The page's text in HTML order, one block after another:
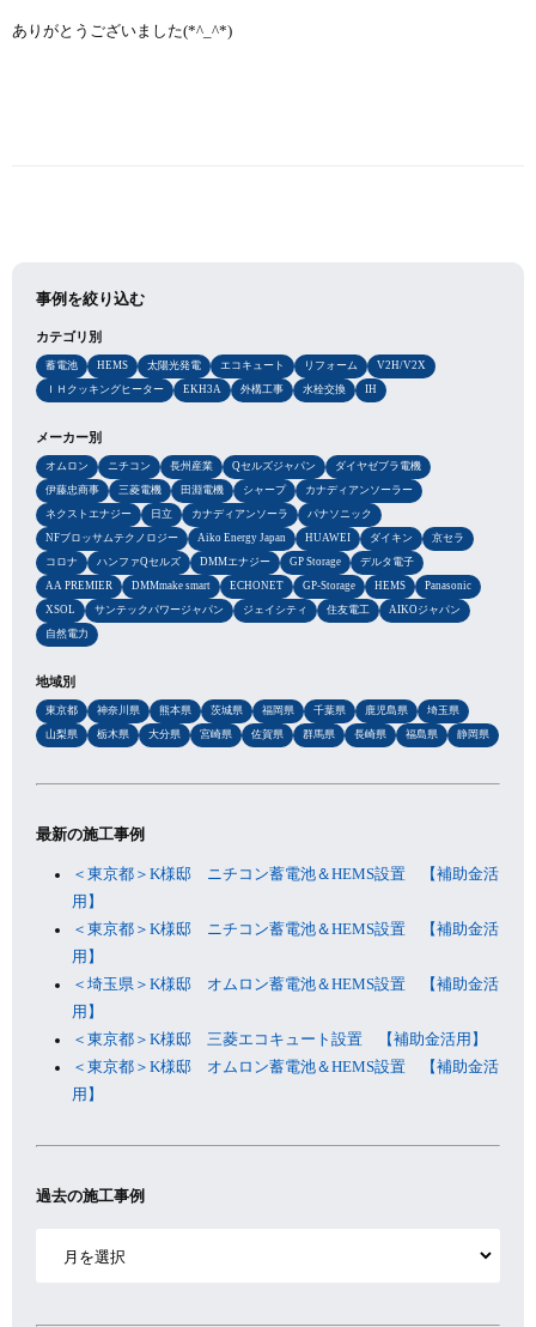
ありがとうございました(*^_^*)
事例を絞り込む
カテゴリ別
蓄電池 HEMS 太陽光発電 エコキュート リフォーム
V2H/V2X
ＩＨクッキングヒーター
EKH3A 外構工事 水栓交換 IH
メーカー別
オムロン ニチコン 長州産業 Qセルズジャパン
ダイヤゼブラ電機
伊藤忠商事
三菱電機 田淵電機 シャープ
カナディアンソーラー
ネクストエナジー
日立 カナディアンソーラ
パナソニック
NFブロッサムテクノロジー
Aiko Energy Japan HUAWEI ダイキン
京セラ
コロナ
ハンファQセルズ DMMエナジー GP Storage
デルタ電子
AA PREMIER
DMMmake smart ECHONET GP-Storage HEMS
Panasonic
XSOL
サンテックパワージャパン ジェイシティ 住友電工
AIKOジャパン
自然電力
地域別
東京都 神奈川県 熊本県 茨城県 福岡県 千葉県 鹿児島県
埼玉県
山梨県
栃木県 大分県 宮崎県 佐賀県 群馬県 長崎県 福島県 静岡県
最新の施工事例
＜東京都＞K様邸 ニチコン蓄電池＆HEMS設置 【補助金活
用】
＜東京都＞K様邸 ニチコン蓄電池＆HEMS設置 【補助金活
用】
＜埼玉県＞K様邸 オムロン蓄電池＆HEMS設置 【補助金活
用】
＜東京都＞K様邸 三菱エコキュート設置 【補助金活用】
＜東京都＞K様邸 オムロン蓄電池＆HEMS設置 【補助金活
用】
過去の施工事例